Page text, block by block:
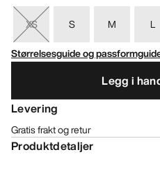
XS S M L
Størrelsesguide og
Legg i
Levering
Gratis frakt og retur
Produktdetaljer